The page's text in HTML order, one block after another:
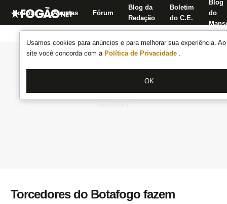
Usamos cookies para anúncios e para melhorar sua experiência.
site você concorda com a Política de Privacidade .
OK
Notícias Apostas Fórum
Blog da
Redação
Boletim
do C.E.
Blog
do
Torcedores do Botafogo fazem